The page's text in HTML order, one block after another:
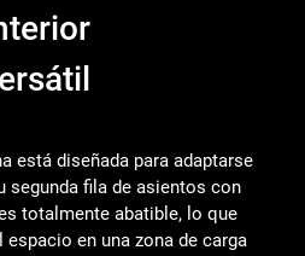
está diseñada para adaptarse
segunda fila de asientos con
totalmente abatible, lo que
en una zona de carga